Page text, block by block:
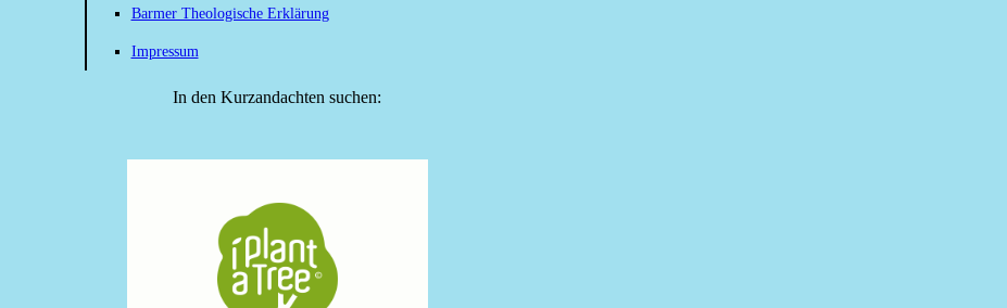
Barmer Theologische Erklärung
Impressum
In den Kurzandachten suchen: